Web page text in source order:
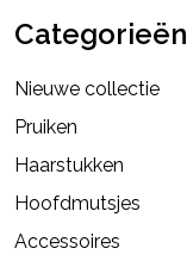
Categorieën
Nieuwe collectie
Pruiken
Haarstukken
Hoofdmutsjes
Accessoires